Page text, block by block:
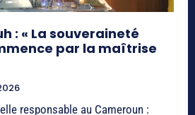
: « La souveraineté
par la maîtrise
responsable au Cameroun :